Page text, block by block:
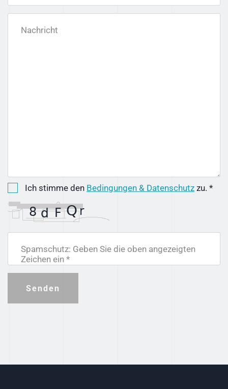
Nachricht
Ich stimme den Bedingungen & Datenschutz zu. *
Spamschutz: Geben Sie die oben angezeigten
Zeichen ein *
Senden